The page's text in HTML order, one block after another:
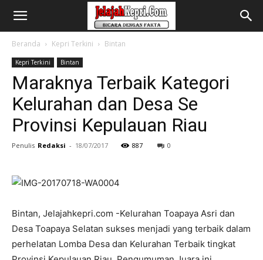
Beranda Kepri Terkini Bintan
Kepri Terkini Bintan
Maraknya Terbaik Kategori
Kelurahan dan Desa Se
Provinsi Kepulauan Riau
Penulis Redaksi - 18/07/2017 887 0
Bintan, Jelajahkepri.com -Kelurahan Toapaya Asri dan
Desa Toapaya Selatan sukses menjadi yang terbaik dalam
perhelatan Lomba Desa dan Kelurahan Terbaik tingkat